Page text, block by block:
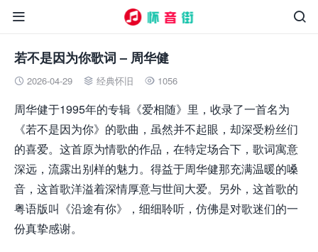


若不是因为你歌词 – 周华健
 2026-04-29  经典怀旧  1056
周华健于1995年的专辑《爱相随》里，收录了一首名为
《若不是因为你》的歌曲，虽然并不起眼，却深受粉丝们
的喜爱。这首原为情歌的作品，在特定场合下，歌词寓意
深远，流露出别样的魅力。得益于周华健那充满温暖的嗓
音，这首歌洋溢着深情厚意与世间大爱。另外，这首歌的
粤语版叫《沿途有你》，细细聆听，仿佛是对歌迷们的一
份真挚感谢。